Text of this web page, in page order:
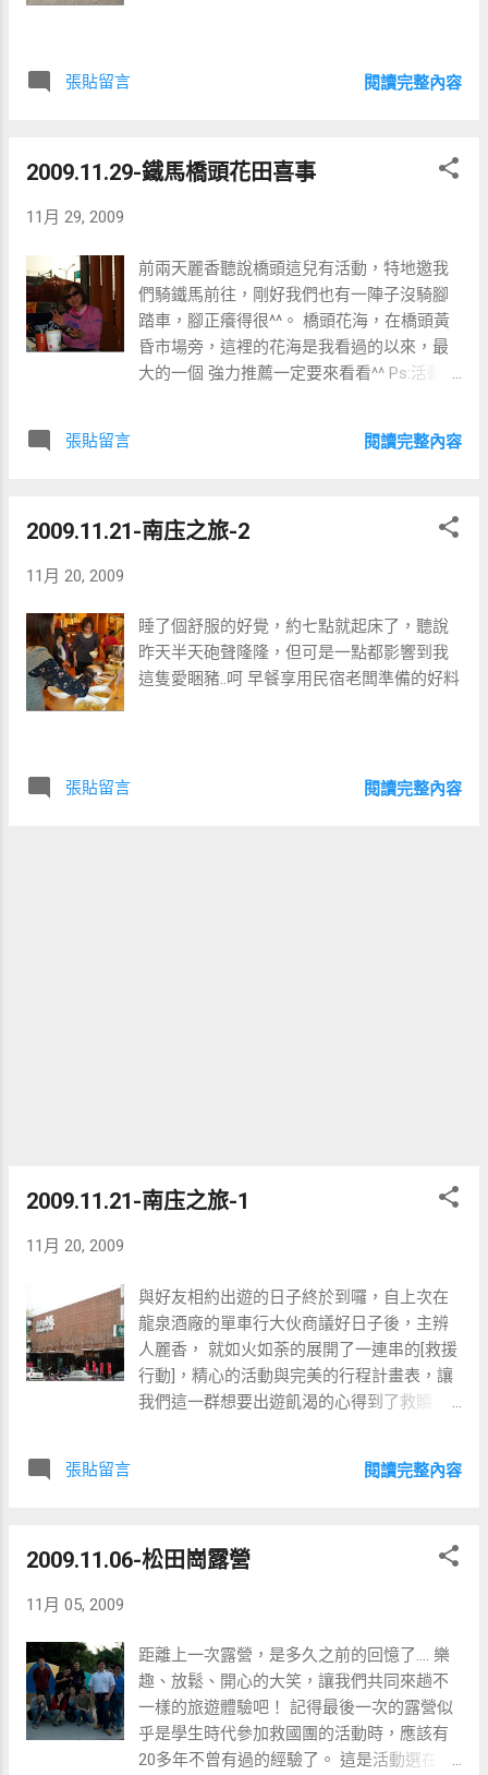
張貼留言 閱讀完整內容
2009.11.29-鐵馬橋頭花田喜事
11月 29, 2009
前兩天麗香聽說橋頭這兒有活動，特地邀我
們騎鐵馬前往，剛好我們也有一陣子沒騎腳
踏車，腳正癢得很^^。 橋頭花海，在橋頭黃
昏市場旁，這裡的花海是我看過的以來，最
大的一個 強力推薦一定要來看看^^ Ps:活動期
張貼留言 閱讀完整內容
2009.11.21-南庒之旅-2
11月 20, 2009
睡了個舒服的好覺，約七點就起床了，聽說
昨天半天砲聲隆隆，但可是一點都影響到我
這隻愛睏豬..呵 早餐享用民宿老闆準備的好料
張貼留言 閱讀完整內容
2009.11.21-南庒之旅-1
11月 20, 2009
與好友相約出遊的日子終於到囉，自上次在
龍泉酒廠的單車行大伙商議好日子後，主辨
人麗香， 就如火如荼的展開了一連串的[救援
行動]，精心的活動與完美的行程計畫表，讓
我們這一群想要出遊飢渴的心得到了救贖。
交流道(74)接國道1號-->三義吃中餐及逛木雕
15分鐘)-->1100回程-->13:00苗栗公館 荷塘
張貼留言 閱讀完整內容
2009.11.06-松田崗露營
11月 05, 2009
距離上一次露營，是多久之前的回憶了…. 樂
趣、放鬆、開心的大笑，讓我們共同來趟不
一樣的旅遊體驗吧！ 記得最後一次的露營似
乎是學生時代參加救國團的活動時，應該有
20多年不曾有過的經驗了。 這是活動選在松